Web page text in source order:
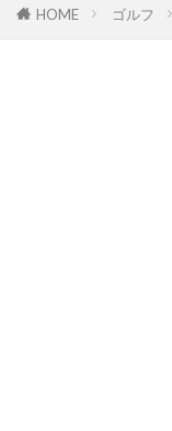
HOME ゴルフ